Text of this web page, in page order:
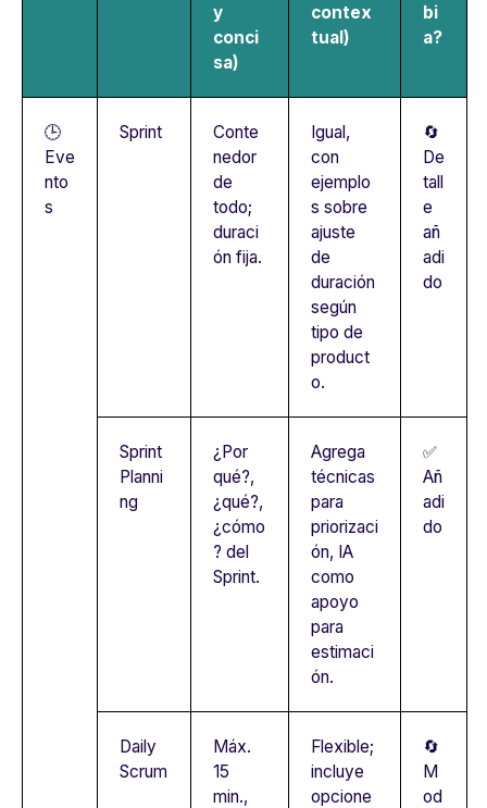
y
conci
sa)
contex
tual)
bi
a?
🕒
Eve
nto
s
Sprint
Conte
nedor
de
todo;
duraci
ón fija.
Igual,
con
ejemplo
s sobre
ajuste
de
duración
según
tipo de
product
o.
🔄
De
tall
e
añ
adi
do
Sprint
Planni
ng
¿Por
qué?,
¿qué?,
¿cómo
? del
Sprint.
Agrega
técnicas
para
priorizaci
ón, IA
como
apoyo
para
estimaci
ón.
✅
Añ
adi
do
Daily
Scrum
Máx.
15
min.,
Flexible;
incluye
opcione
🔄
M
od